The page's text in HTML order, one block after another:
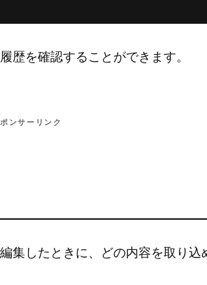
歴を確認することができます。
ンサーリンク
集したときに、どの内容を取り込